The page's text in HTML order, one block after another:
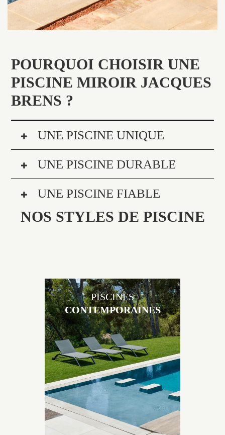
POURQUOI CHOISIR UNE
PISCINE MIROIR JACQUES
BRENS ?
UNE PISCINE UNIQUE
UNE PISCINE DURABLE
UNE PISCINE FIABLE
NOS STYLES DE PISCINE
Les piscines en béton contemporaines Jacques
Brens sont uniques grâce au large choix de
matériaux et de revêtements et les nombreuses
options disponibles, miroir, couloir de nage, plage
immergée, débordement.
PISCINES
CONTEMPORAINES